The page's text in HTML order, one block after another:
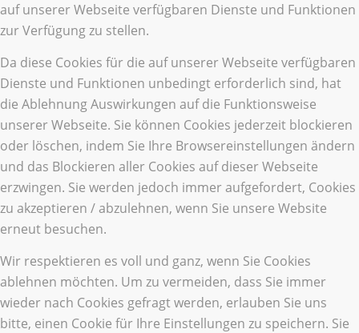
auf unserer Webseite verfügbaren Dienste und Funktionen
zur Verfügung zu stellen.
Da diese Cookies für die auf unserer Webseite verfügbaren
Dienste und Funktionen unbedingt erforderlich sind, hat
die Ablehnung Auswirkungen auf die Funktionsweise
unserer Webseite. Sie können Cookies jederzeit blockieren
oder löschen, indem Sie Ihre Browsereinstellungen ändern
und das Blockieren aller Cookies auf dieser Webseite
erzwingen. Sie werden jedoch immer aufgefordert, Cookies
zu akzeptieren / abzulehnen, wenn Sie unsere Website
erneut besuchen.
Wir respektieren es voll und ganz, wenn Sie Cookies
ablehnen möchten. Um zu vermeiden, dass Sie immer
wieder nach Cookies gefragt werden, erlauben Sie uns
bitte, einen Cookie für Ihre Einstellungen zu speichern. Sie